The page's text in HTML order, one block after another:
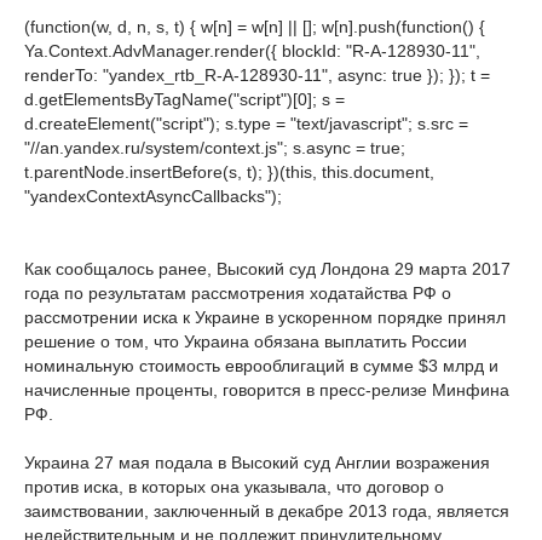
(function(w, d, n, s, t) { w[n] = w[n] || []; w[n].push(function() {
Ya.Context.AdvManager.render({ blockId: "R-A-128930-11",
renderTo: "yandex_rtb_R-A-128930-11", async: true }); }); t =
d.getElementsByTagName("script")[0]; s =
d.createElement("script"); s.type = "text/javascript"; s.src =
"//an.yandex.ru/system/context.js"; s.async = true;
t.parentNode.insertBefore(s, t); })(this, this.document,
"yandexContextAsyncCallbacks");
Как сообщалось ранее, Высокий суд Лондона 29 марта 2017
года по результатам рассмотрения ходатайства РФ о
рассмотрении иска к Украине в ускоренном порядке принял
решение о том, что Украина обязана выплатить России
номинальную стоимость еврооблигаций в сумме $3 млрд и
начисленные проценты, говорится в пресс-релизе Минфина
РФ.
Украина 27 мая подала в Высокий суд Англии возражения
против иска, в которых она указывала, что договор о
заимствовании, заключенный в декабре 2013 года, является
недействительным и не подлежит принудительному